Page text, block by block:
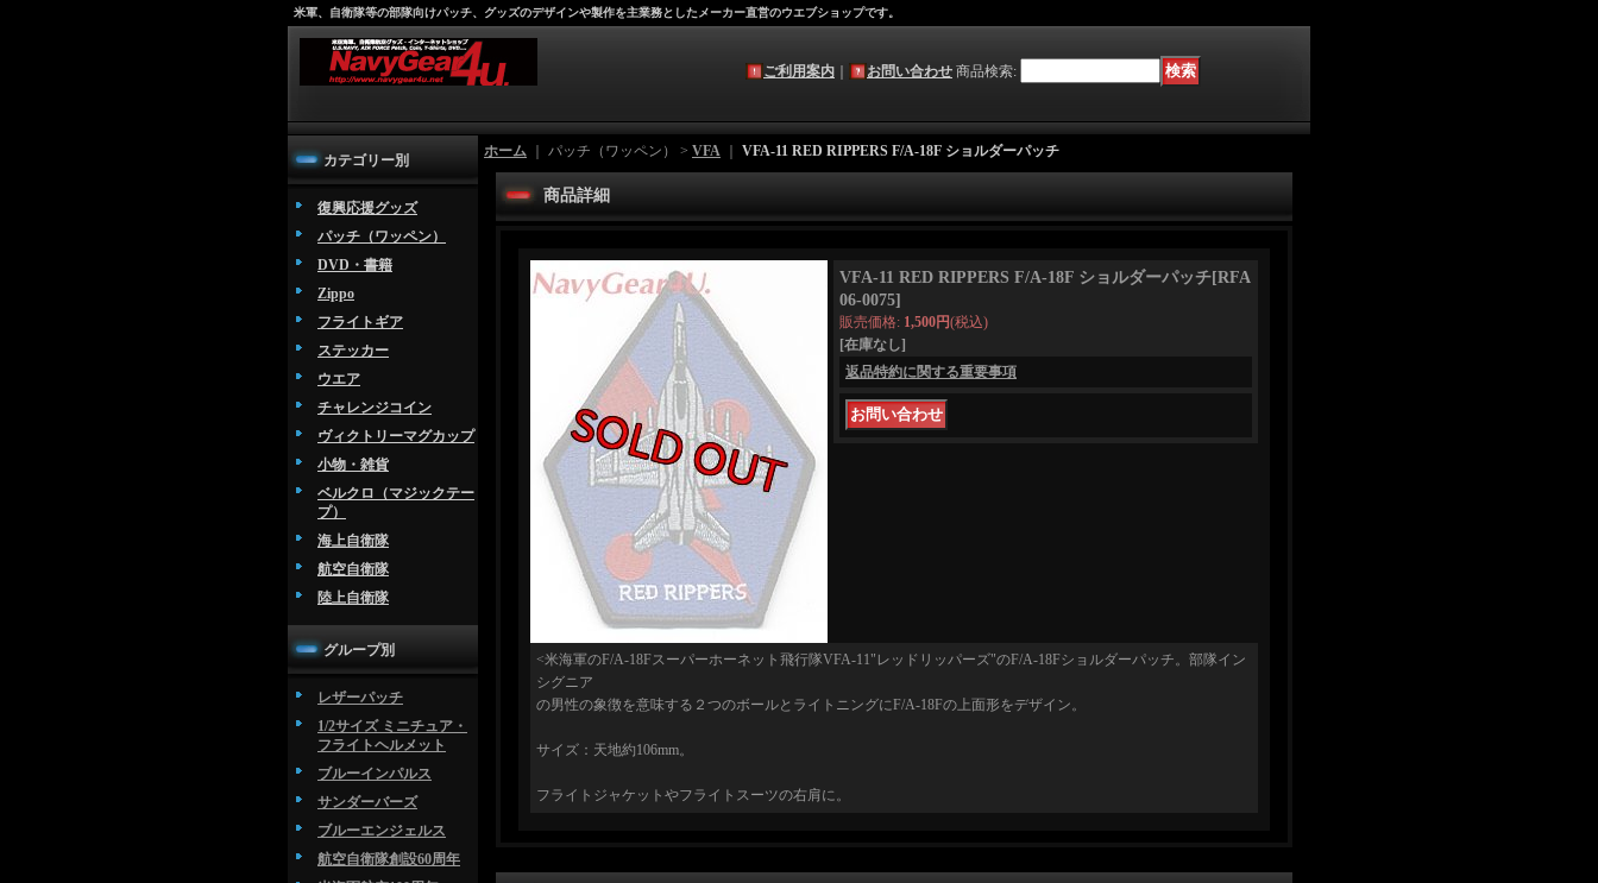
米軍、自衛隊等の部隊向けパッチ、グッズのデザインや製作を主業務としたメーカー直営のウエブショップです。
ご利用案内 お問い合わせ 商品検索:
カテゴリー別
復興応援グッズ
パッチ（ワッペン）
DVD・書籍
Zippo
フライトギア
ステッカー
ウエア
チャレンジコイン
ヴィクトリーマグカップ
小物・雑貨
ベルクロ（マジックテー
プ）
海上自衛隊
航空自衛隊
陸上自衛隊
グループ別
レザーパッチ
1/2サイズ ミニチュア・
フライトヘルメット
ブルーインパルス
サンダーバーズ
ブルーエンジェルス
航空自衛隊創設60周年
ホーム ｜ パッチ（ワッペン） > VFA VFA-11 RED RIPPERS F/A-18F ショルダーパッチ
商品詳細
VFA-11 RED RIPPERS F/A-18F ショルダーパッチ[RFA
06-0075]
販売価格: 1,500円(税込)
[在庫なし]
返品特約に関する重要事項
<米海軍のF/A-18Fスーパーホーネット飛行隊VFA-11"レッドリッパーズ"のF/A-18Fショルダーパッチ。部隊イン
シグニア
の男性の象徴を意味する２つのボールとライトニングにF/A-18Fの上面形をデザイン。
サイズ：天地約106mm。
フライトジャケットやフライトスーツの右肩に。